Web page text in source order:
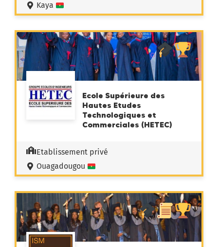
Kaya
Ecole Supérieure des
Hautes Etudes
Technologiques et
Commerciales (HETEC)
Etablissement privé
Ouagadougou